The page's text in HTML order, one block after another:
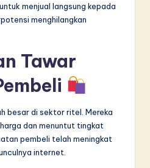
menjual langsung kepada
menghilangkan
Tawar
besar di sektor ritel. Mereka
dan menuntut tingkat
pembeli telah meningkat
internet.